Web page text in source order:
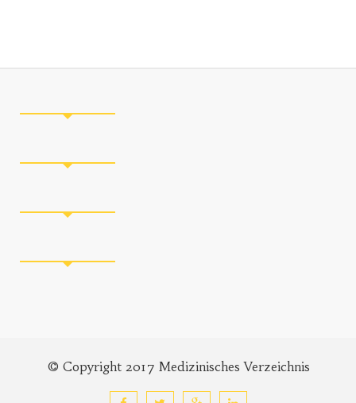
© Copyright 2017 Medizinisches Verzeichnis